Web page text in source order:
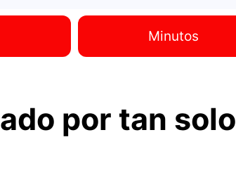
Minutos
por tan solo